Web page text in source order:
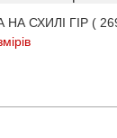
СХИЛІ ГІР (